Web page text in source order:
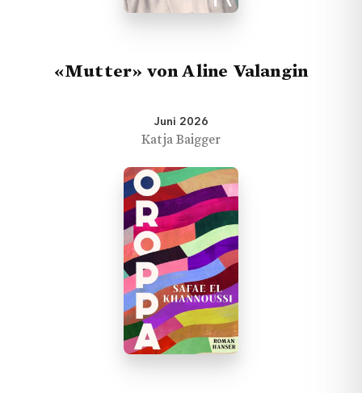
«Mutter» von Aline Valangin
Juni 2026
Katja Baigger